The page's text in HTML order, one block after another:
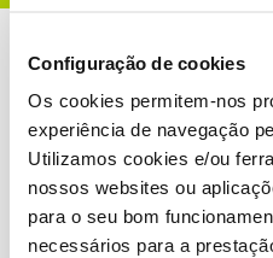
Configuração de cookies
Os cookies permitem-nos
experiência de navegação
Utilizamos cookies e/ou
nossos websites ou
para o seu bom
necessários para a
Condições do Fórum NOS